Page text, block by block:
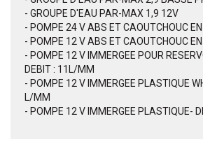
- GROUPE D'EAU PAR-MAX 1,9 12V
- POMPE 24 V ABS ET CAOUTCHOUC EN
- POMPE 12 V ABS ET CAOUTCHOUC EN
- POMPE 12 V IMMERGEE POUR
DEBIT : 11L/MM
- POMPE 12 V IMMERGEE PLASTIQUE
L/MM
- POMPE 12 V IMMERGEE PLASTIQUE-